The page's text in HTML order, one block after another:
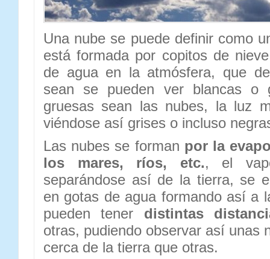
Una nube se puede definir como
está formada por copitos de
de agua en la atmósfera, que
sean se pueden ver blancas o
gruesas sean las nubes, la luz
viéndose así grises o incluso
Las nubes se forman por la
los mares, ríos, etc., el
separándose así de la tierra, se
en gotas de agua formando así a
pueden tener distintas
otras, pudiendo observar así unas
cerca de la tierra que otras.